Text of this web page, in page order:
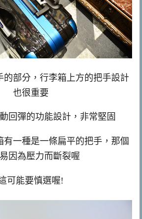
的部分，行李箱上方的把手設計
也很重要
回彈的功能設計，非常堅固
有一種是一條扁平的把手，那個
因為壓力而斷裂喔
可能要慎選喔!